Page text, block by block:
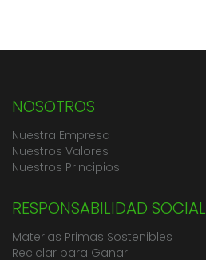
NOSOTROS
Nuestra Empresa
Nuestros Valores
Nuestros Principios
RESPONSABILIDAD SOCIAL
Materias Primas Sostenibles
Reciclar para Ganar